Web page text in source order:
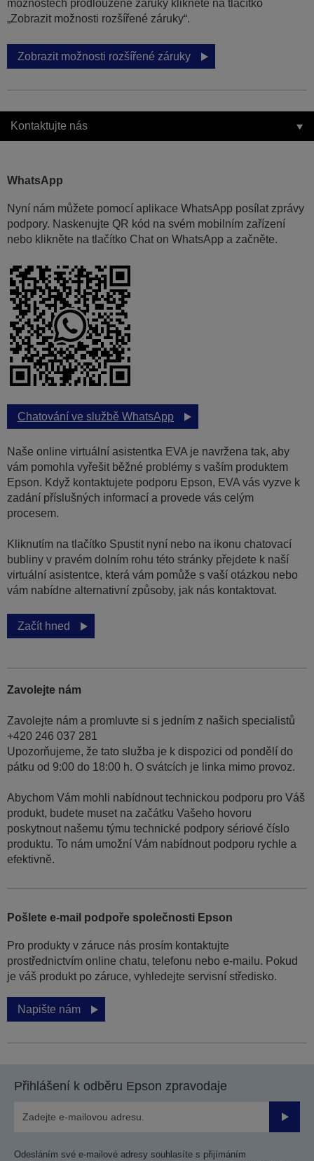
možnostech prodloužené záruky klikněte na tlačítko
„Zobrazit možnosti rozšířené záruky“.
Zobrazit možnosti rozšířené záruky
Kontaktujte nás
WhatsApp
Nyní nám můžete pomocí aplikace WhatsApp posílat zprávy
podpory. Naskenujte QR kód na svém mobilním zařízení
nebo klikněte na tlačítko Chat on WhatsApp a začněte.
Chatování ve službě WhatsApp
Naše online virtuální asistentka EVA je navržena tak, aby
vám pomohla vyřešit běžné problémy s vaším produktem
Epson. Když kontaktujete podporu Epson, EVA vás vyzve k
zadání příslušných informací a provede vás celým
procesem.
Kliknutím na tlačítko Spustit nyní nebo na ikonu chatovací
bubliny v pravém dolním rohu této stránky přejdete k naší
virtuální asistentce, která vám pomůže s vaší otázkou nebo
vám nabídne alternativní způsoby, jak nás kontaktovat.
Začít hned
Zavolejte nám
Zavolejte nám a promluvte si s jedním z našich specialistů
+420 246 037 281
Upozorňujeme, že tato služba je k dispozici od pondělí do
pátku od 9:00 do 18:00 h. O svátcích je linka mimo provoz.
Abychom Vám mohli nabídnout technickou podporu pro Váš
produkt, budete muset na začátku Vašeho hovoru
poskytnout našemu týmu technické podpory sériové číslo
produktu. To nám umožní Vám nabídnout podporu rychle a
efektivně.
Pošlete e-mail podpoře společnosti Epson
Pro produkty v záruce nás prosím kontaktujte
prostřednictvím online chatu, telefonu nebo e-mailu. Pokud
je váš produkt po záruce, vyhledejte servisní středisko.
Napište nám
Přihlášení k odběru Epson zpravodaje
Odesláním své e-mailové adresy souhlasíte s přijímáním